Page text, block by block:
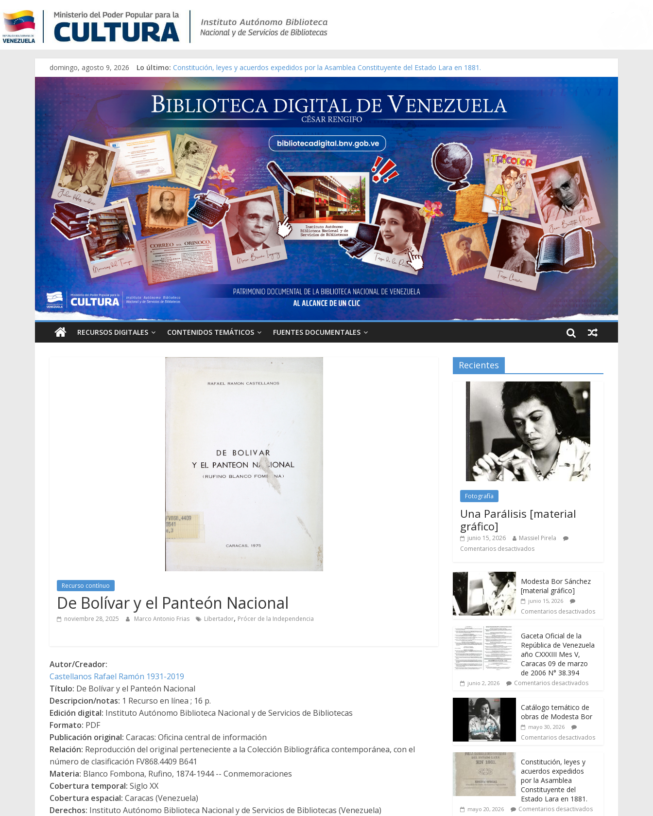
domingo, agosto 9, 2026 Lo último: Constitución, leyes y acuerdos expedidos por la Asamblea Constituyente del Estado Lara en 1881.
Una Parálisis [material gráfico]
Modesta Bor Sánchez [material gráfico]
Gaceta Oficial de la República de Venezuela año CXXXIII Mes V, Caracas 09 de marzo de 2006 N° 38.394
Catálogo temático de obras de Modesta Bor
RECURSOS DIGITALES CONTENIDOS TEMÁTICOS FUENTES DOCUMENTALES
Recurso contínuo
De Bolívar y el Panteón Nacional
noviembre 28, 2025 Marco Antonio Frias Libertador, Prócer de la Independencia
Autor/Creador:
Castellanos Rafael Ramón 1931-2019
Título: De Bolívar y el Panteón Nacional
Descripcion/notas: 1 Recurso en línea ; 16 p.
Edición digital: Instituto Autónomo Biblioteca Nacional y de Servicios de Bibliotecas
Formato: PDF
Publicación original: Caracas: Oficina central de información
Relación: Reproducción del original perteneciente a la Colección Bibliográfica contemporánea, con el
número de clasificación FV868.4409 B641
Materia: Blanco Fombona, Rufino, 1874-1944 -- Conmemoraciones
Cobertura temporal: Siglo XX
Cobertura espacial: Caracas (Venezuela)
Derechos: Instituto Autónomo Biblioteca Nacional y de Servicios de Bibliotecas (Venezuela)
Recientes
Fotografía
Una Parálisis [material
gráfico]
junio 15, 2026
Massiel Pirela
Comentarios desactivados
Modesta Bor Sánchez
[material gráfico]
junio 15, 2026
Comentarios desactivados
Gaceta Oficial de la
República de Venezuela
año CXXXIII Mes V,
Caracas 09 de marzo
de 2006 N° 38.394
junio 2, 2026 Comentarios desactivados
Catálogo temático de
obras de Modesta Bor
mayo 30, 2026
Comentarios desactivados
Constitución, leyes y
acuerdos expedidos
por la Asamblea
Constituyente del
Estado Lara en 1881.
mayo 20, 2026 Comentarios desactivados